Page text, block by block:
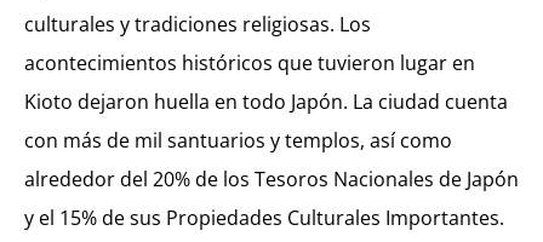
culturales y tradiciones religiosas. Los
acontecimientos históricos que tuvieron lugar en
Kioto dejaron huella en todo Japón. La ciudad cuenta
con más de mil santuarios y templos, así como
alrededor del 20% de los Tesoros Nacionales de Japón
y el 15% de sus Propiedades Culturales Importantes.